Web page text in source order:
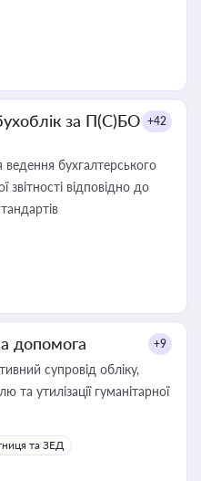
за П(С)БО +42
ведення бухгалтерського
звітності відповідно до
допомога +9
супровід обліку,
утилізації гуманітарної
та ЗЕД